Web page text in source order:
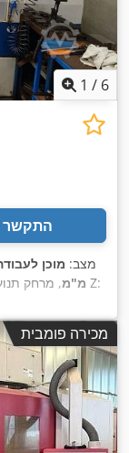
1 / 6
התקשר
מצב: מוכן
650 מ"מ , מרחק תנועה ציר Z:
מכירה פומבית